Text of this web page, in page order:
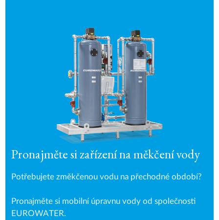
Pronajměte si zařízení na měkčení vody
Potřebujete změkčenou vodu na přechodné období?
Pronajměte si mobilní úpravnu vody od společnosti
EUROWATER.